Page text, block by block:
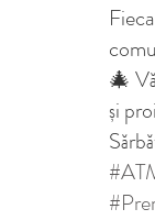
🎄
și